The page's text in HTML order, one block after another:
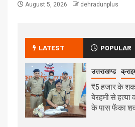
August 5, 2026 dehradunplus
LATEST POPULAR
उत्तराखण्ड
₹5 हजार के शक
बेरहमी से हत्या
के पास फेंका